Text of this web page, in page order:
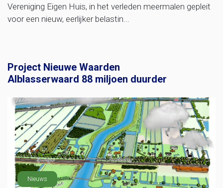
Vereniging Eigen Huis, in het verleden meermalen gepleit
voor een nieuw, eerlijker belastin...
Project Nieuwe Waarden
Alblasserwaard 88 miljoen duurder
Nieuws